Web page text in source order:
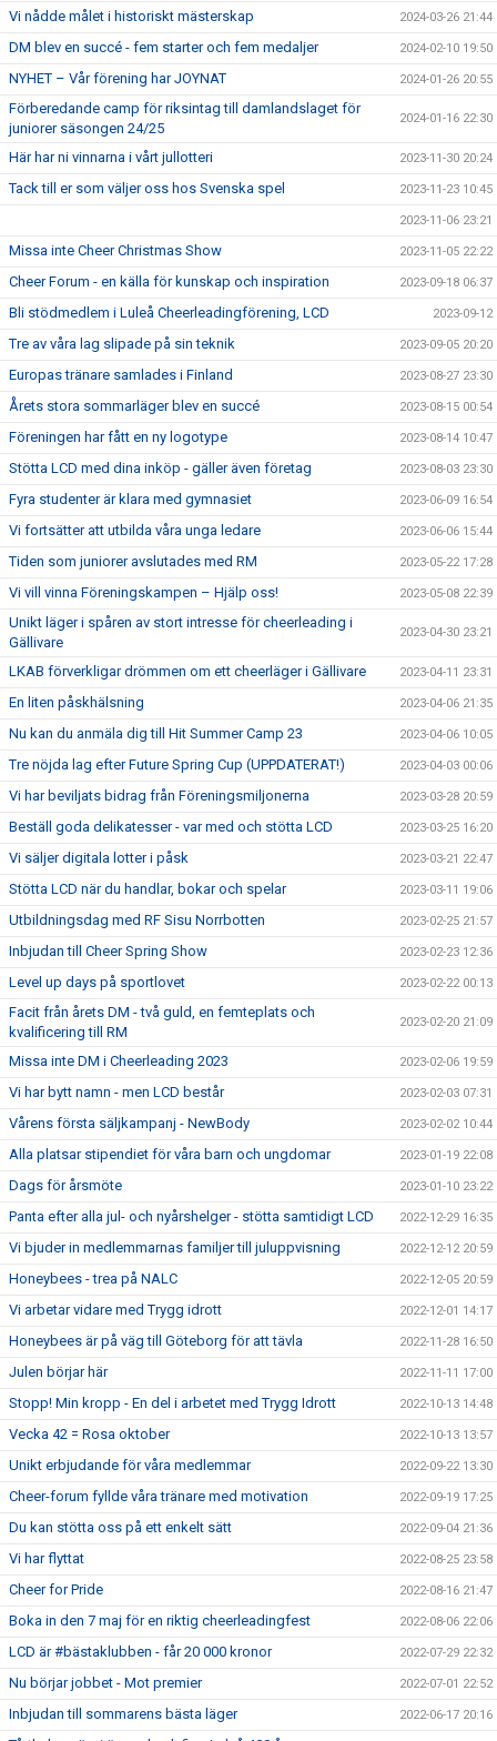
Vi nådde målet i historiskt mästerskap 2024-03-26 21:44
DM blev en succé - fem starter och fem medaljer 2024-02-10 19:50
NYHET – Vår förening har JOYNAT 2024-01-26 20:55
Förberedande camp för riksintag till damlandslaget för
juniorer säsongen 24/25
2024-01-16 22:30
Här har ni vinnarna i vårt jullotteri 2023-11-30 20:24
Tack till er som väljer oss hos Svenska spel 2023-11-23 10:45
2023-11-06 23:21
Missa inte Cheer Christmas Show 2023-11-05 22:22
Cheer Forum - en källa för kunskap och inspiration 2023-09-18 06:37
Bli stödmedlem i Luleå Cheerleadingförening, LCD 2023-09-12
Tre av våra lag slipade på sin teknik 2023-09-05 20:20
Europas tränare samlades i Finland 2023-08-27 23:30
Årets stora sommarläger blev en succé 2023-08-15 00:54
Föreningen har fått en ny logotype 2023-08-14 10:47
Stötta LCD med dina inköp - gäller även företag 2023-08-03 23:30
Fyra studenter är klara med gymnasiet 2023-06-09 16:54
Vi fortsätter att utbilda våra unga ledare 2023-06-06 15:44
Tiden som juniorer avslutades med RM 2023-05-22 17:28
Vi vill vinna Föreningskampen – Hjälp oss! 2023-05-08 22:39
Unikt läger i spåren av stort intresse för cheerleading i
Gällivare
2023-04-30 23:21
LKAB förverkligar drömmen om ett cheerläger i Gällivare 2023-04-11 23:31
En liten påskhälsning 2023-04-06 21:35
Nu kan du anmäla dig till Hit Summer Camp 23 2023-04-06 10:05
Tre nöjda lag efter Future Spring Cup (UPPDATERAT!) 2023-04-03 00:06
Vi har beviljats bidrag från Föreningsmiljonerna 2023-03-28 20:59
Beställ goda delikatesser - var med och stötta LCD 2023-03-25 16:20
Vi säljer digitala lotter i påsk 2023-03-21 22:47
Stötta LCD när du handlar, bokar och spelar 2023-03-11 19:06
Utbildningsdag med RF Sisu Norrbotten 2023-02-25 21:57
Inbjudan till Cheer Spring Show 2023-02-23 12:36
Level up days på sportlovet 2023-02-22 00:13
Facit från årets DM - två guld, en femteplats och
kvalificering till RM
2023-02-20 21:09
Missa inte DM i Cheerleading 2023 2023-02-06 19:59
Vi har bytt namn - men LCD består 2023-02-03 07:31
Vårens första säljkampanj - NewBody 2023-02-02 10:44
Alla platsar stipendiet för våra barn och ungdomar 2023-01-19 22:08
Dags för årsmöte 2023-01-10 23:22
Panta efter alla jul- och nyårshelger - stötta samtidigt LCD 2022-12-29 16:35
Vi bjuder in medlemmarnas familjer till juluppvisning 2022-12-12 20:59
Honeybees - trea på NALC 2022-12-05 20:59
Vi arbetar vidare med Trygg idrott 2022-12-01 14:17
Honeybees är på väg till Göteborg för att tävla 2022-11-28 16:50
Julen börjar här 2022-11-11 17:00
Stopp! Min kropp - En del i arbetet med Trygg Idrott 2022-10-13 14:48
Vecka 42 = Rosa oktober 2022-10-13 13:57
Unikt erbjudande för våra medlemmar 2022-09-22 13:30
Cheer-forum fyllde våra tränare med motivation 2022-09-19 17:25
Du kan stötta oss på ett enkelt sätt 2022-09-04 21:36
Vi har flyttat 2022-08-25 23:58
Cheer for Pride 2022-08-16 21:47
Boka in den 7 maj för en riktig cheerleadingfest 2022-08-06 22:06
LCD är #bästaklubben - får 20 000 kronor 2022-07-29 22:32
Nu börjar jobbet - Mot premier 2022-07-01 22:52
Inbjudan till sommarens bästa läger 2022-06-17 20:16